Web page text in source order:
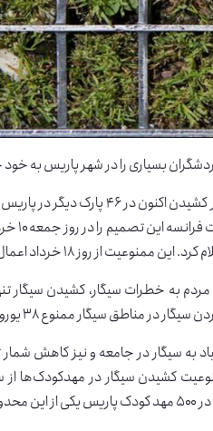
اما به نظر می‌رسد مقام‌های این شهر قصد جدی برای زدودن این معضل از سطح شهر
و به این ترتیب شمار
به سیگار در جامعه و نیز کاهش